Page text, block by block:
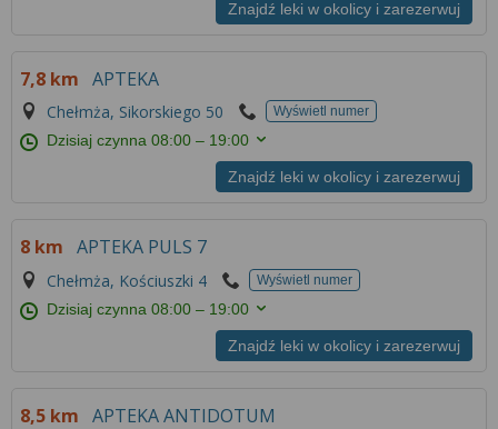
Znajdź leki w okolicy i zarezerwuj
7,8 km APTEKA
Chełmża, Sikorskiego 50 Wyświetl numer
Dzisiaj czynna08:00 – 19:00
Znajdź leki w okolicy i zarezerwuj
8 km APTEKA PULS 7
Chełmża, Kościuszki 4 Wyświetl numer
Dzisiaj czynna08:00 – 19:00
Znajdź leki w okolicy i zarezerwuj
8,5 km APTEKA ANTIDOTUM
Więcej informacji na temat wykorzystywania